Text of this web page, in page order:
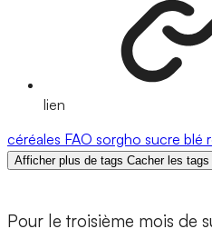
lien
céréales FAO sorgho sucre blé
Afficher plus de tags Cacher les tags
Pour le troisième mois de